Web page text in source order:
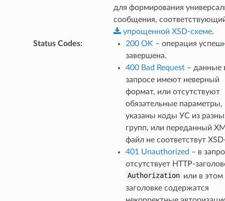
для формирования
сообщения,
упрощенной XSD-схеме.
Status Codes: 200 OK – операция
завершена.
400 Bad Request– данные
запросе имеют неверный
формат, или отсутствуют
обязательные параметры,
указаны коды УС из
групп, или переданный
файл не соответствут
401 Unauthorized – в
отсутствует HTTP-
Authorization или в этом
заголовке содержатся